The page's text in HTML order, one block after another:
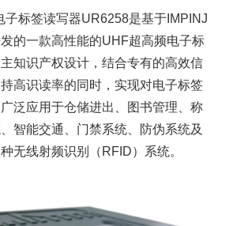
标签读写器UR6258是基于IMPINJ
的一款高性能的UHF超高频电子标
知识产权设计，结合专有的高效信
高识读率的同时，实现对电子标签
泛应用于仓储进出、图书管理、称
智能交通、门禁系统、防伪系统及
无线射频识别（RFID）系统。